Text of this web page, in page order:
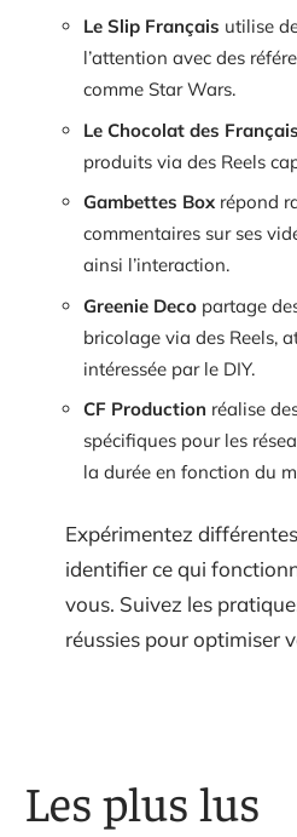
Le Slip Français utilise
l’attention avec des
comme Star Wars.
Le Chocolat des Français
produits via des Reels
Gambettes Box répond
commentaires sur ses
ainsi l’interaction.
Greenie Deco partage
bricolage via des Reels,
intéressée par le DIY.
CF Production réalise
spécifiques pour les
la durée en fonction du
Expérimentez
identifier ce qui
vous. Suivez les
réussies pour optimiser
Les plus lus